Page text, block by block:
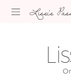
Lissi's